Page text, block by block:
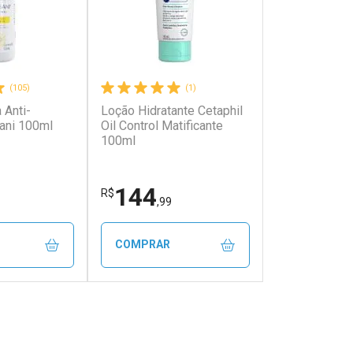
(105)
Anti-
100ml
(1)
Loção Hidratante Cetaphil
Oil Control Matificante
100ml
R$144,99
COMPRAR